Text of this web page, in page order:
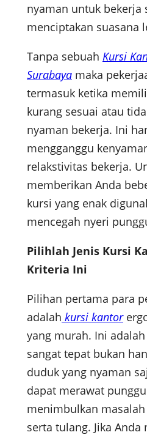
nyaman untuk bekerja
menciptakan suasana
Tanpa sebuah Kursi
Surabaya maka
termasuk ketika
kurang sesuai atau
nyaman bekerja. Ini
mengganggu
relakstivitas bekerja.
memberikan Anda
kursi yang enak
mencegah nyeri
Pilihlah Jenis Kursi
Kriteria Ini
Pilihan pertama para
adalah kursi kantor
yang murah. Ini
sangat tepat bukan
duduk yang nyaman
dapat merawat
menimbulkan
serta tulang. Jika